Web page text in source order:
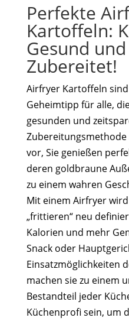
Perfekte
Kartoffeln:
Gesund
Zubereitet!
Airfryer Kartoffeln
Geheimtipp für alle,
gesunden und
Zubereitungsmethode
vor, Sie genießen
deren goldbraune
zu einem wahren
Mit einem Airfryer
„frittieren“ neu
Kalorien und mehr
Snack oder
Einsatzmöglichkeiten
machen sie zu einem
Bestandteil jeder
Küchenprofi sein, um